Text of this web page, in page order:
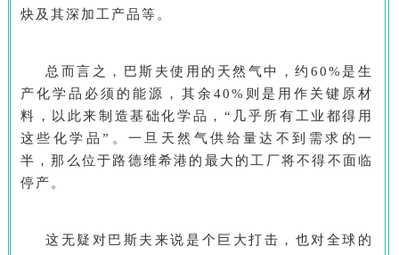
炔及其深加工产品等。
总而言之，巴斯夫使用的天然气中，约60%是生
产化学品必须的能源，其余40%则是用作关键原材
料，以此来制造基础化学品，“几乎所有工业都得用
这些化学品”。一旦天然气供给量达不到需求的一
半，那么位于路德维希港的最大的工厂将不得不面临
停产。
这无疑对巴斯夫来说是个巨大打击，也对全球的